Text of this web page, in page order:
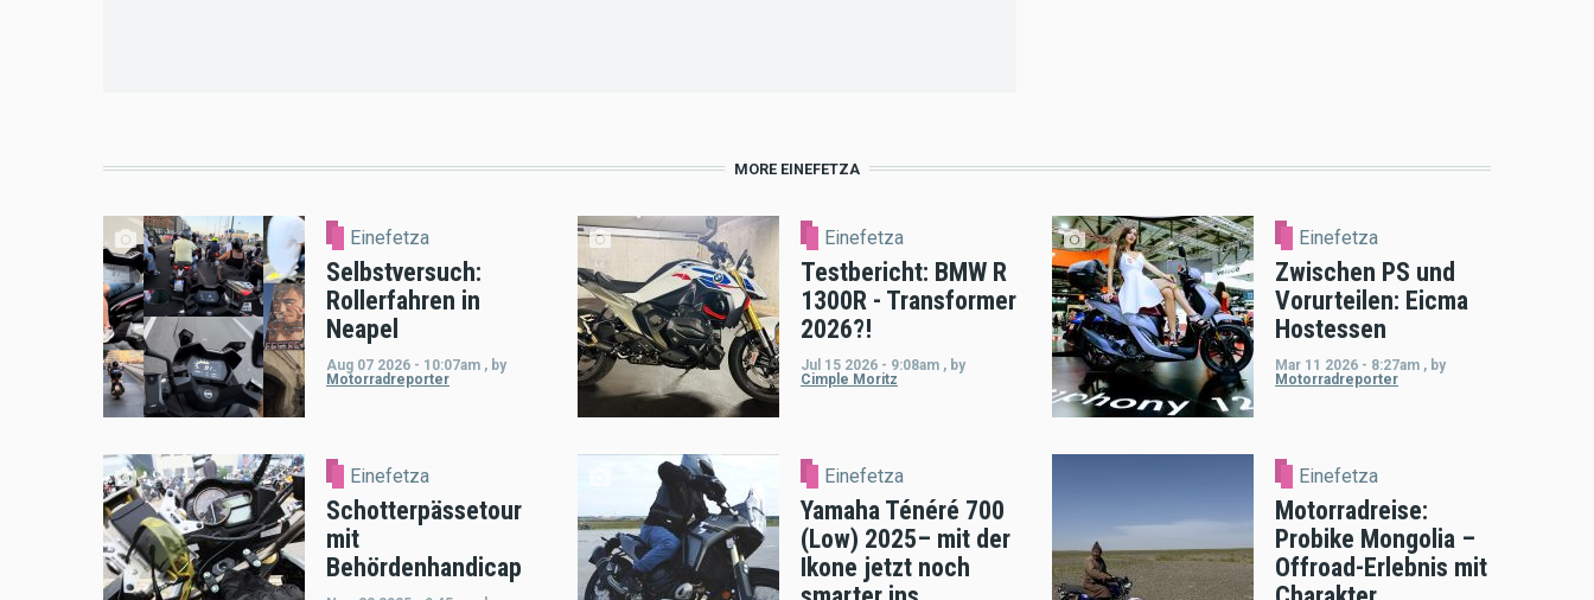
MORE EINEFETZA
Einefetza
Selbstversuch:
Rollerfahren in
Neapel
Aug 07 2026 - 10:07am , by
Motorradreporter
Einefetza
Testbericht: BMW R
1300R - Transformer
2026?!
Jul 15 2026 - 9:08am , by
Cimple Moritz
Einefetza
Zwischen PS und
Vorurteilen: Eicma
Hostessen
Mar 11 2026 - 8:27am , by
Motorradreporter
Einefetza
Schotterpässetour
mit
Behördenhandicap
Einefetza
Yamaha Ténéré 700
(Low) 2025– mit der
Ikone jetzt noch
Einefetza
Motorradreise:
Probike Mongolia –
Offroad-Erlebnis mit